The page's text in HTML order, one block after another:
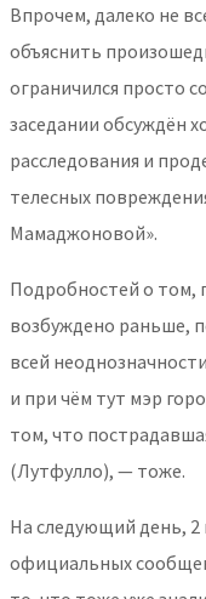
Впрочем, далеко не
объяснить
ограничился просто
заседании обсуждён
расследования и
телесных
Мамаджоновой».
Подробностей о том,
возбуждено раньше,
всей
и при чём тут мэр
том, что
(Лутфулло), — тоже.
На следующий день, 2
официальных